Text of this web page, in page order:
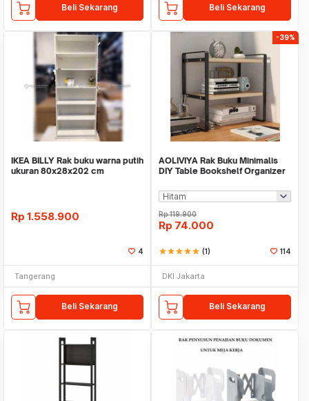
Beli Sekarang Beli Sekarang
IKEA BILLY Rak buku warna putih
ukuran 80x28x202 cm
Rp 1.558.900
4
Tangerang
Beli Sekarang
-39%
AOLIVIYA Rak Buku Minimalis
DIY Table Bookshelf Organizer
Rp119.900
Rp 74.000
starstarstarstarstar (1) 114
DKI Jakarta
Beli Sekarang